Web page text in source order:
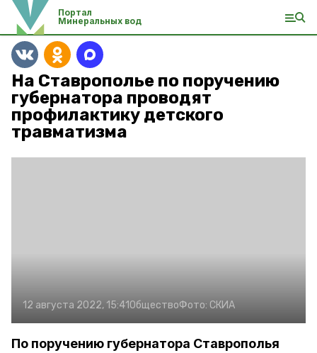
Портал
Минеральных вод
На Ставрополье по поручению
губернатора проводят
профилактику детского
травматизма
12 августа 2022, 15:41ОбществоФото: СКИА
По поручению губернатора Ставрополья